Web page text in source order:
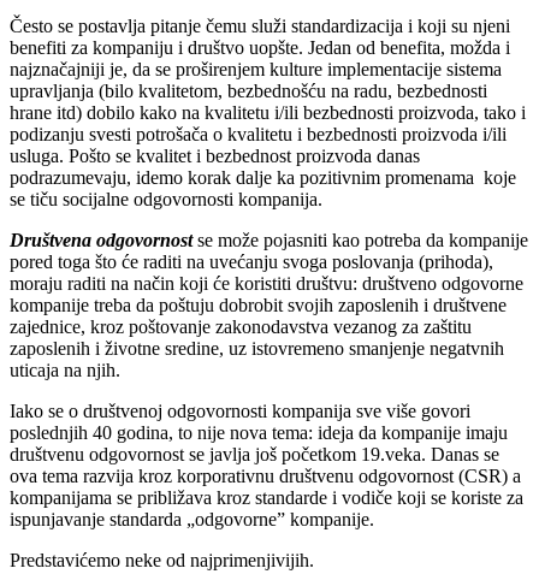
Često se postavlja pitanje čemu služi standardizacija i koji su njeni
benefiti za kompaniju i društvo uopšte. Jedan od benefita, možda i
najznačajniji je, da se proširenjem kulture implementacije sistema
upravljanja (bilo kvalitetom, bezbednošću na radu, bezbednosti
hrane itd) dobilo kako na kvalitetu i/ili bezbednosti proizvoda, tako i
podizanju svesti potrošača o kvalitetu i bezbednosti proizvoda i/ili
usluga. Pošto se kvalitet i bezbednost proizvoda danas
podrazumevaju, idemo korak dalje ka pozitivnim promenama koje
se tiču socijalne odgovornosti kompanija.
Društvena odgovornostse može pojasniti kao potreba da kompanije
pored toga što će raditi na uvećanju svoga poslovanja (prihoda),
moraju raditi na način koji će koristiti društvu: društveno odgovorne
kompanije treba da poštuju dobrobit svojih zaposlenih i društvene
zajednice, kroz poštovanje zakonodavstva vezanog za zaštitu
zaposlenih i životne sredine, uz istovremeno smanjenje negatvnih
uticaja na njih.
Iako se o društvenoj odgovornosti kompanija sve više govori
poslednjih 40 godina, to nije nova tema: ideja da kompanije imaju
društvenu odgovornost se javlja još početkom 19.veka. Danas se
ova tema razvija kroz korporativnu društvenu odgovornost (CSR) a
kompanijama se približava kroz standarde i vodiče koji se koriste za
ispunjavanje standarda „odgovorne” kompanije.
Predstavićemo neke od najprimenjivijih.